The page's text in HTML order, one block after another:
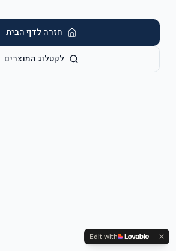
חזרה לדף הבית
לקטלוג המוצרים
Edit with